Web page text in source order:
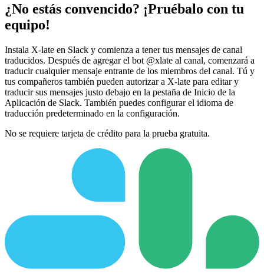
¿No estás convencido? ¡Pruébalo con tu
equipo!
Instala X-late en Slack y comienza a tener tus mensajes de canal
traducidos. Después de agregar el bot @xlate al canal, comenzará a
traducir cualquier mensaje entrante de los miembros del canal. Tú y
tus compañeros también pueden autorizar a X-late para editar y
traducir sus mensajes justo debajo en la pestaña de Inicio de la
Aplicación de Slack. También puedes configurar el idioma de
traducción predeterminado en la configuración.
No se requiere tarjeta de crédito para la prueba gratuita.